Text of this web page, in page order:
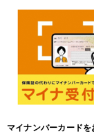
マイナンバーカードを